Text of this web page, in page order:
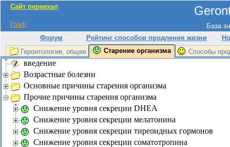
Сайт переехал
База
Граф
Форум
Рейтинг способов продления жизни
Геронтология, общее
Старение организма Способы
введение
Возрастные болезни
Основные причины старения организма
Прочие причины старения организма
Снижение уровня секреции DHEA
Снижение уровня секреции мелатонина
Снижение уровня секреции тиреоидных гормонов
Снижение уровня секреции соматотропина